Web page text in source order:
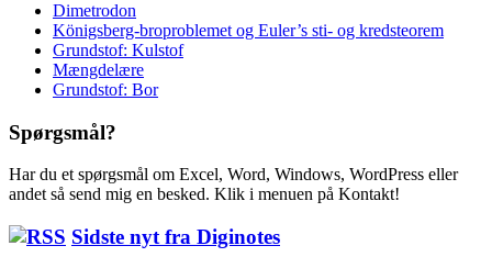
Dimetrodon
Königsberg-broproblemet og Euler’s sti- og kredsteorem
Grundstof: Kulstof
Mængdelære
Grundstof: Bor
Spørgsmål?
Har du et spørgsmål om Excel, Word, Windows, WordPress eller
andet så send mig en besked. Klik i menuen på Kontakt!
Sidste nyt fra Diginotes